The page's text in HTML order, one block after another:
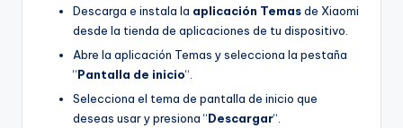
Descarga e instala la aplicación Temasde Xiaomi
desde la tienda de aplicaciones de tu dispositivo.
Abre la aplicación Temas y selecciona la pestaña
“Pantalla de inicio“.
Selecciona el tema de pantalla de inicio que
deseas usar y presiona “Descargar“.